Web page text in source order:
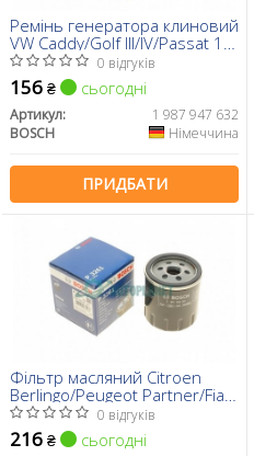
Ремінь генератора клиновий
VW Caddy/Golf III/IV/Passat 1.6
91-99
0 відгуків
156 ₴ сьогодні
Артикул:
1 987 947 632
BOSCH
Німеччина
ПРИДБАТИ
Фільтр масляний Citroen
Berlingo/Peugeot Partner/Fiat
Scudo 1.8/1.9D/1.4i/1.8i 96-
99
0 відгуків
216 ₴ сьогодні